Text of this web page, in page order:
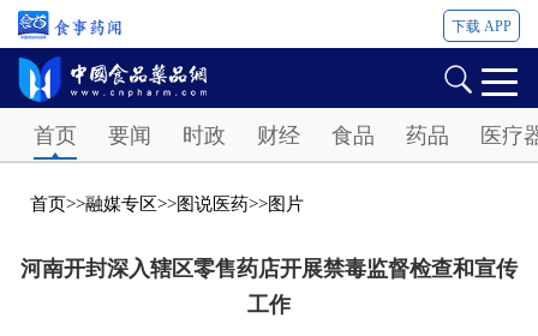
下载 APP
首页 要闻 时政 财经 食品 药品 医疗
首页>>融媒专区>>图说医药>>图片
河南开封深入辖区零售药店开展禁毒监督检查和宣传
工作